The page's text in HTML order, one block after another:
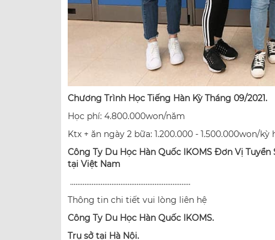
Chương Trình Học Tiếng Hàn Kỳ Tháng 09/2021.
Học phí: 4.800.000won/năm
Ktx + ăn ngày 2 bữa: 1.200.000 - 1.500.000won/
Công Ty Du Học Hàn Quốc IKOMS Đơn Vị
tại Việt Nam
...................................................................
Thông tin chi tiết vui lòng liên hệ
Công Ty Du Học Hàn Quốc IKOMS.
Trụ sở tại Hà Nội.